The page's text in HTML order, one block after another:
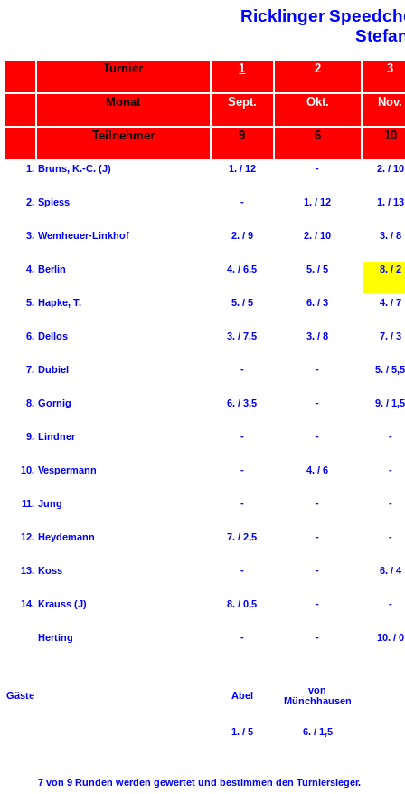
Ricklinger
Turnier 1 2 3
Monat Sept. Okt. Nov.
Teilnehmer 9 6 10
1. Bruns, K.-C. (J) 1. / 12 - 2. / 10
2. Spiess - 1. / 12 1. / 13
3. Wemheuer-Linkhof 2. / 9 2. / 10 3. / 8
4. Berlin 4. / 6,5 5. / 5 8. / 2
5. Hapke, T. 5. / 5 6. / 3 4. / 7
6. Dellos 3. / 7,5 3. / 8 7. / 3
7. Dubiel - - 5. / 5,5
8. Gornig 6. / 3,5 - 9. / 1,5
9. Lindner - - -
10. Vespermann - 4. / 6 -
11. Jung - - -
12. Heydemann 7. / 2,5 - -
13. Koss - - 6. / 4
14. Krauss (J) 8. / 0,5 - -
Herting - - 10. / 0
Gäste Abel
von
Münchhausen
1. / 5 6. / 1,5
7 von 9 Runden werden gewertet und bestimmen den Turniersieger.